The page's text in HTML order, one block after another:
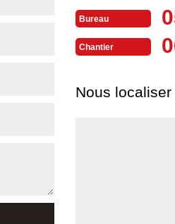
Bureau
Chantier
Nous localiser